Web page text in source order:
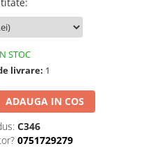
STOC
livrare: 1
ADAUGA IN COS
C346
0751729279